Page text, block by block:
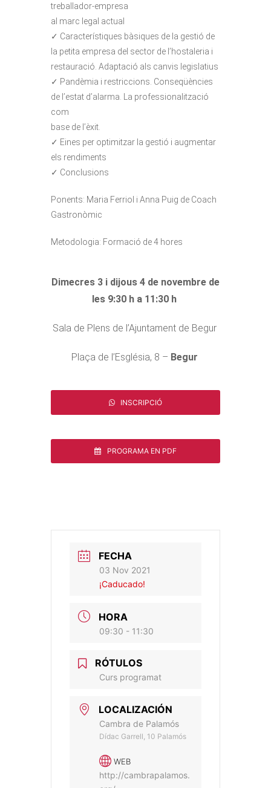
treballador-empresa
al marc legal actual
✓ Característiques bàsiques de la gestió de
la petita empresa del sector de l’hostaleria i
restauració. Adaptació als canvis legislatius
✓ Pandèmia i restriccions. Conseqüències
de l’estat d’alarma. La professionalització
com
base de l’èxit.
✓ Eines per optimitzar la gestió i augmentar
els rendiments
✓ Conclusions
Ponents: Maria Ferriol i Anna Puig de Coach
Gastronòmic
Metodologia: Formació de 4 hores
Dimecres 3 i dijous 4 de novembre de
les 9:30 h a 11:30 h
Sala de Plens de l’Ajuntament de Begur
Plaça de l’Església, 8 – Begur
INSCRIPCIÓ
PROGRAMA EN PDF
FECHA
03 Nov 2021
¡Caducado!
HORA
09:30 - 11:30
RÓTULOS
Curs programat
LOCALIZACIÓN
Cambra de Palamós
Dídac Garrell, 10 Palamós
WEB
http://cambrapalamos.